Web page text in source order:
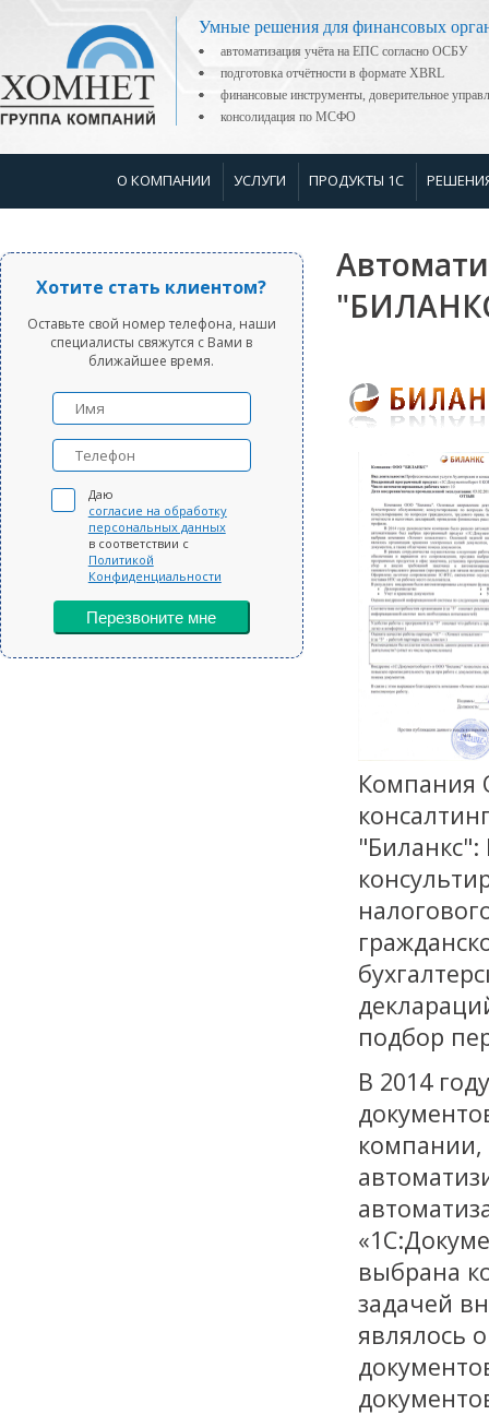
Умные решения для финансовых
автоматизация учёта на ЕПС согласно ОСБУ
подготовка отчётности в формате XBRL
финансовые инструменты, доверительное
консолидация по МСФО
О КОМПАНИИ УСЛУГИ ПРОДУКТЫ 1С
Хотите стать клиентом?
Оставьте свой номер телефона, наши
специалисты свяжутся с Вами в
ближайшее время.
Даю
согласие на обработку
персональных данных
в соответствии с
Политикой
Конфиденциальности
Перезвоните мне
Компания
"Биланкс":
подбор
В 2014
выбрана
задачей
являлось